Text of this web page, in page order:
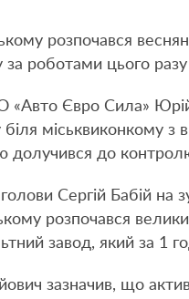
розпочався
за роботами цього
«Авто Євро Сила»
міськвиконкому з
до
Сергій Бабій на
розпочався
завод, який за 1
зазначив, що